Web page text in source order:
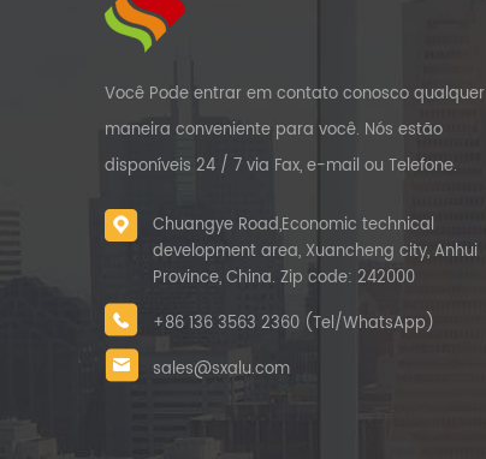
Você Pode entrar em contato conosco qualquer
maneira conveniente para você. Nós estão
disponíveis 24 / 7 via Fax, e-mail ou Telefone.
Chuangye Road,Economic technical
development area, Xuancheng city, Anhui
Province, China. Zip code: 242000
+86 136 3563 2360 (Tel/WhatsApp)
sales@sxalu.com